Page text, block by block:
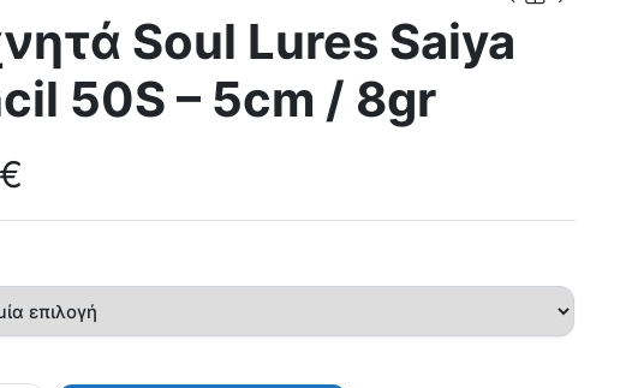
Soul Lures Saiya
50S – 5cm / 8gr
€